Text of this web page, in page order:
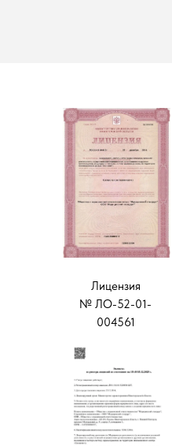
Лицензия
№ ЛО-52-01-
004561